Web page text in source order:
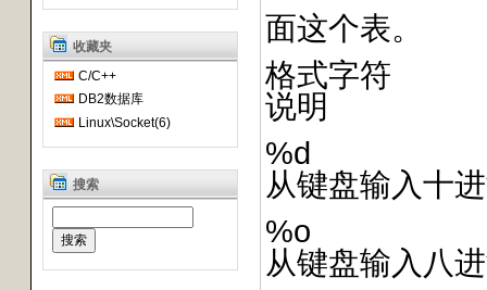
收藏夹
C/C++
DB2数据库
Linux\Socket(6)
搜索
面这个表。
格式字符
说明
%d
从键盘输入十
%o
从键盘输入八